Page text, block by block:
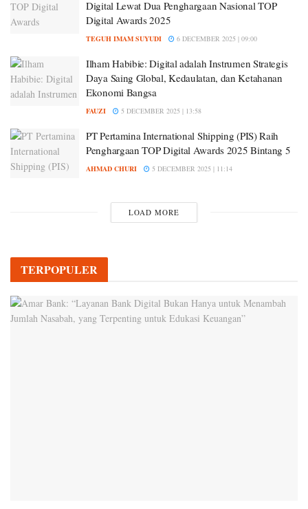
Digital Lewat Dua Penghargaan Nasional TOP
Digital Awards 2025
TEGUH IMAM SUYUDI 6 DECEMBER 2025 | 09:00
Ilham Habibie: Digital adalah Instrumen Strategis
Daya Saing Global, Kedaulatan, dan Ketahanan
Ekonomi Bangsa
FAUZI 5 DECEMBER 2025 | 13:58
PT Pertamina International Shipping (PIS) Raih
Penghargaan TOP Digital Awards 2025 Bintang 5
AHMAD CHURI 5 DECEMBER 2025 | 11:14
LOAD MORE
TERPOPULER